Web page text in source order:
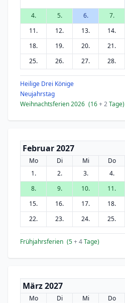
4.
5. 6. 7.
11.
12. 13. 14.
18.
19. 20. 21.
25.
26. 27. 28.
Heilige Drei Könige
Neujahrstag
Weihnachtsferien 2026 (16+ 2Tage)
Februar 2027
Mo Di Mi Do
1.
2. 3. 4.
8.
9. 10. 11.
15.
16. 17. 18.
22.
23. 24. 25.
Frühjahrsferien (5+ 4Tage)
März 2027
Mo Di Mi Do